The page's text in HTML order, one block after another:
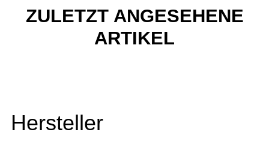
ZULETZT ANGESEHENE
ARTIKEL
Hersteller